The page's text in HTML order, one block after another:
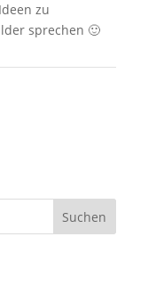
zu
sprechen 🙂